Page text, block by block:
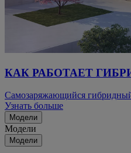
КАК РАБОТАЕТ
Самозаряжающийся
Узнать больше
Модели
Модели
Модели